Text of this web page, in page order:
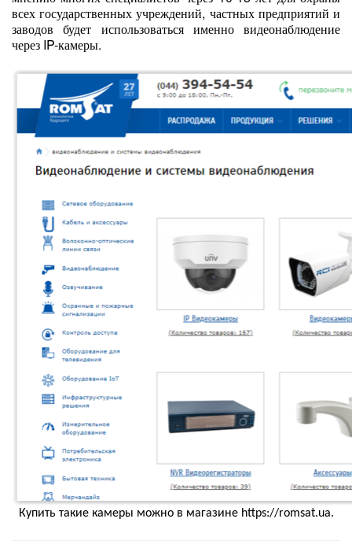
всех государственных учреждений, частных предприятий и
заводов будет использоваться именно видеонаблюдение
через IP-камеры.
Купить такие камеры можно в магазине https://romsat.ua.